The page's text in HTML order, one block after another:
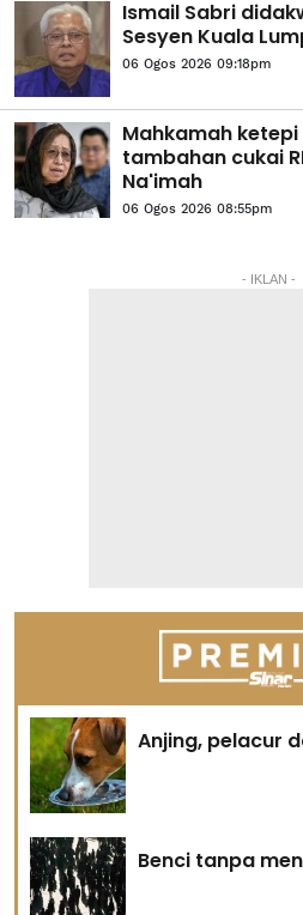
Ismail Sabri
Sesyen Kuala
06 Ogos 2026 09:18pm
Mahkamah
tambahan cukai
Na'imah
06 Ogos 2026 08:55pm
- IKLAN -
Anjing, pelacur
Benci tanpa